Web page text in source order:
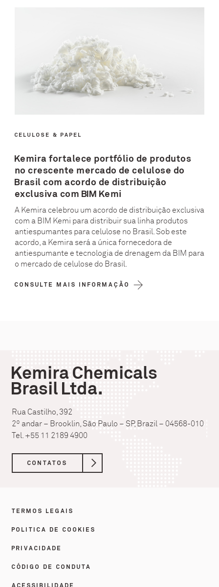
CELULOSE & PAPEL
Kemira fortalece portfólio de produtos
no crescente mercado de celulose do
Brasil com acordo de distribuição
exclusiva com BIM Kemi
A Kemira celebrou um acordo de distribuição exclusiva
com a BIM Kemi para distribuir sua linha produtos
antiespumantes para celulose no Brasil. Sob este
acordo, a Kemira será a única fornecedora de
antiespumante e tecnologia de drenagem da BIM para
o mercado de celulose do Brasil.
CONSULTE MAIS INFORMAÇÃO
Kemira Chemicals
Brasil Ltda.
Rua Castilho, 392
2º andar – Brooklin, São Paulo – SP, Brazil – 04568-010
Tel. +55 11 2189 4900
CONTATOS
TERMOS LEGAIS
POLITICA DE COOKIES
PRIVACIDADE
CÓDIGO DE CONDUTA